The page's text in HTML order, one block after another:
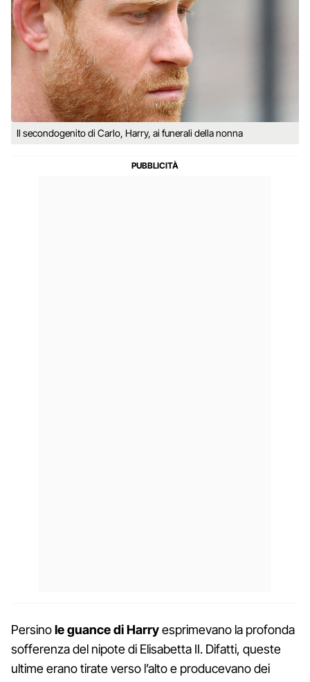
Il secondogenito di Carlo, Harry, ai funerali della nonna
Persinole guance di Harryesprimevano la profonda
sofferenza del nipote di Elisabetta II. Difatti, queste
ultime erano tirate verso l’alto e producevano dei